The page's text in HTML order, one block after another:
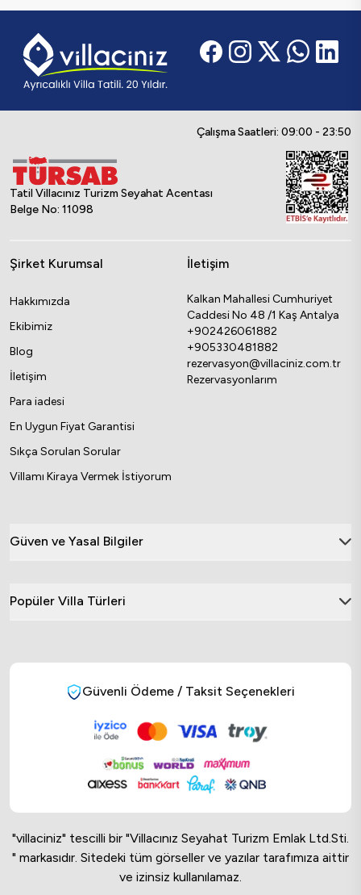
Çalışma Saatleri: 09:00 - 23:50
Tatil Villacınız Turizm Seyahat Acentası
Belge No: 11098
Şirket Kurumsal
Hakkımızda
Ekibimiz
Blog
İletişim
Para iadesi
En Uygun Fiyat Garantisi
Sıkça Sorulan Sorular
Villamı Kiraya Vermek İstiyorum
İletişim
Kalkan Mahallesi Cumhuriyet
Caddesi No 48 /1 Kaş Antalya
+902426061882
+905330481882
rezervasyon@villaciniz.com.tr
Rezervasyonlarım
Güven ve Yasal Bilgiler
Popüler Villa Türleri
Güvenli Ödeme / Taksit Seçenekleri
"villaciniz" tescilli bir "Villacınız Seyahat Turizm Emlak Ltd.Sti.
" markasıdır. Sitedeki tüm görseller ve yazılar tarafımıza aittir
ve izinsiz kullanılamaz.